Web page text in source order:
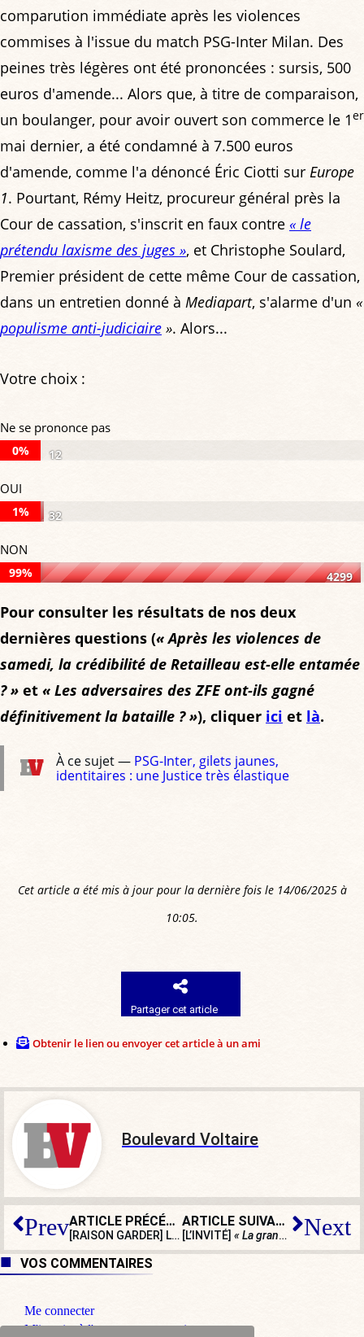
comparution immédiate après les violences
commises à l'issue du match PSG-Inter Milan. Des
peines très légères ont été prononcées : sursis, 500
euros d'amende... Alors que, à titre de comparaison,
un boulanger, pour avoir ouvert son commerce le 1er
mai dernier, a été condamné à 7.500 euros
d'amende, comme l'a dénoncé Éric Ciotti sur Europe
1. Pourtant, Rémy Heitz, procureur général près la
Cour de cassation, s'inscrit en faux contre « le
prétendu laxisme des juges », et Christophe Soulard,
Premier président de cette même Cour de cassation,
dans un entretien donné à Mediapart, s'alarme d'un «
populisme anti-judiciaire ». Alors...
Votre choix :
Ne se prononce pas
0% 12
se
prononce
0%
votes,
12
votes
OUI
1% 32
1%
of
votes,
32
votes
NON
99% 4299
99%
of
votes,
4299
votes
Pour consulter les résultats de nos deux
dernières questions (« Après les violences de
samedi, la crédibilité de Retailleau est-elle entamée
? » et « Les adversaires des ZFE ont-ils gagné
définitivement la bataille ? »), cliquer ici et là.
À ce sujet — PSG-Inter, gilets jaunes,
identitaires : une Justice très élastique
Cet article a été mis à jour pour la dernière fois le 14/06/2025 à
10:05.
Partager cet article
Obtenir le lien ou envoyer cet article à un ami
Boulevard Voltaire
Prev ARTICLE PRÉCÉDENT
[RAISON GARDER] Les citoyens votent mal… et c’est très mal !
ARTICLE SUIVANT
[L’INVITÉ] « La grande faiblesse de la droite, c’est le lâchage » Next
VOS COMMENTAIRES
Me connecter
M'inscrire à l'espace commentaire